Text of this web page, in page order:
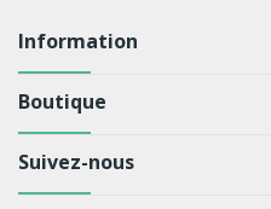
Information
Boutique
Suivez-nous